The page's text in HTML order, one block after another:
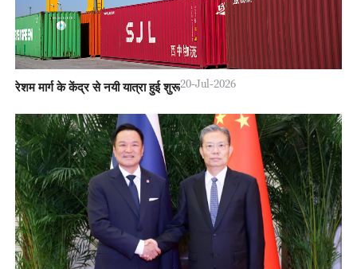
रेशम मार्ग के केंद्र से नयी यात्रा हुई शुरू20-Jul-2026